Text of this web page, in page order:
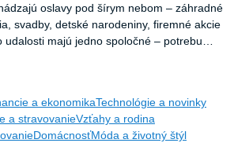
oslavy pod šírym nebom – záhradné
svadby, detské narodeniny, firemné akcie
udalosti majú jedno spoločné – potrebu
atmosféru.
a ekonomikaTechnológie a novinky
a stravovanieVzťahy a rodina
DomácnosťMóda a životný štýl